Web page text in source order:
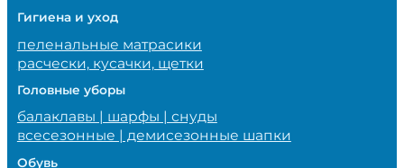
Гигиена и уход
пеленальные матрасики
расчески, кусачки, щетки
Головные уборы
балаклавы | шарфы | снуды
всесезонные | демисезонные шапки
Обувь